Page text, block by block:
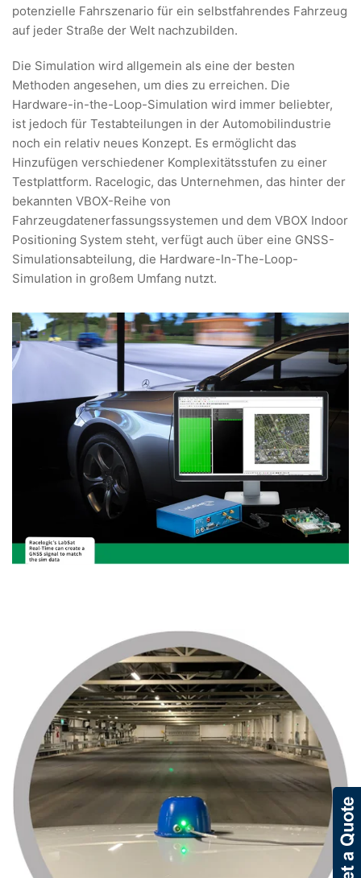
potenzielle Fahrszenario für ein selbstfahrendes Fahrzeug
auf jeder Straße der Welt nachzubilden.
Die Simulation wird allgemein als eine der besten
Methoden angesehen, um dies zu erreichen. Die
Hardware-in-the-Loop-Simulation wird immer beliebter,
ist jedoch für Testabteilungen in der Automobilindustrie
noch ein relativ neues Konzept. Es ermöglicht das
Hinzufügen verschiedener Komplexitätsstufen zu einer
Testplattform. Racelogic, das Unternehmen, das hinter der
bekannten VBOX-Reihe von
Fahrzeugdatenerfassungssystemen und dem VBOX Indoor
Positioning System steht, verfügt auch über eine GNSS-
Simulationsabteilung, die Hardware-In-The-Loop-
Simulation in großem Umfang nutzt.